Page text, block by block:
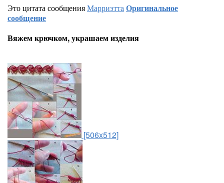
Это цитата сообщенияМарриэттаОригинальное
сообщение
Вяжем крючком, украшаем изделия
[506x512]